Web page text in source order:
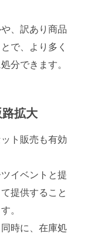
、訳あり商品
で、より多く
分できます。
拡大
ト販売も有効
イベントと提
提供すること
。
時に、在庫処